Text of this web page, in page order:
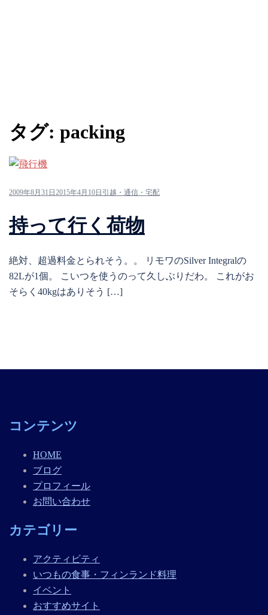
タグ: packing
2009年8月31日2015年4月10日 引越・通信・宅配
持って行く荷物
絶対、超過料金とられそう。。 リモワのSilver Integralの
82Lが1個。 こいつを使うのって久しぶりだわ。 これがお
そらく40kgはありそう […]
コンテンツ
HOME
ブログ
プロフィール
お問い合わせ
カテゴリー
アクティビティ
いつもの食事・フィンランド料理
イベント
おすすめサイト